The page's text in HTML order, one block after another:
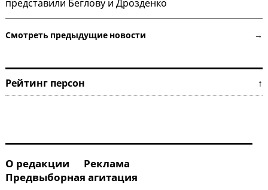
представили Беглову и Дрозденко
Смотреть предыдущие новости →
Рейтинг персон ↑
О редакции
Реклама
Предвыборная агитация